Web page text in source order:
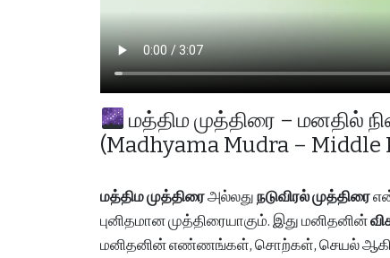
மத்திம முத்திரை –
(Madhyama Mudra – Middle
மத்திம முத்திரைஅல்லதுநடுவிரல் முத்திரை
புனிதமான முத்திரையாகும். இது மனிதனின்
மனிதனின் எண்ணங்கள், சொற்கள், செயல்